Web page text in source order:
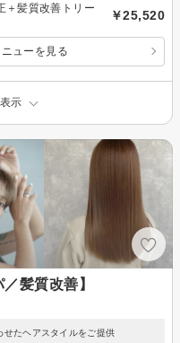
＋髪質改善トリー
￥25,520
ューを見る
示
髪質改善】
せたヘアスタイルをご提供